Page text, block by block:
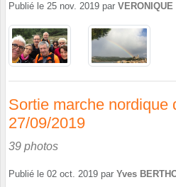
Publié le 25 nov. 2019 par VERONIQUE
Sortie marche nordique
27/09/2019
39 photos
Publié le 02 oct. 2019 par Yves